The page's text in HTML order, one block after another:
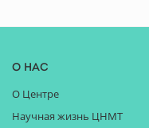
О нас
О Центре
Научная жизнь ЦНМТ